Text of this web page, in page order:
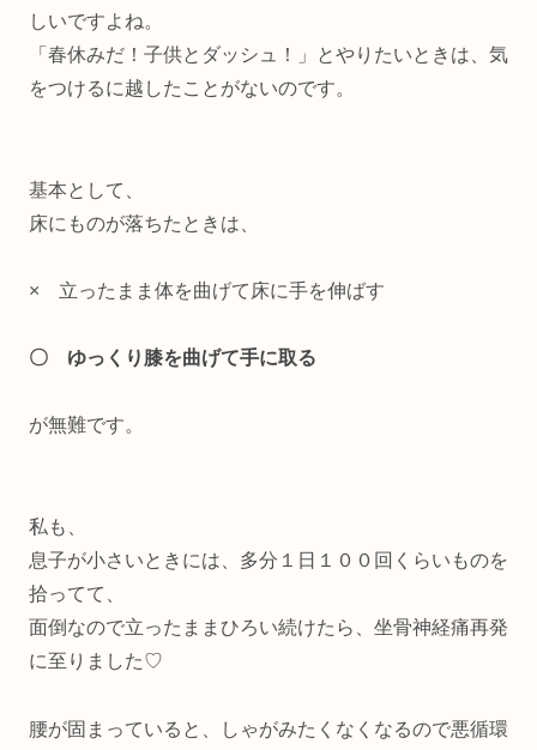
しいですよね。
「春休みだ！子供とダッシュ！」とやりたいときは、気
をつけるに越したことがないのです。
基本として、
床にものが落ちたときは、
× 立ったまま体を曲げて床に手を伸ばす
〇 ゆっくり膝を曲げて手に取る
が無難です。
私も、
息子が小さいときには、多分１日１００回くらいものを
拾ってて、
面倒なので立ったままひろい続けたら、 坐骨神経痛再発
に至りました♡
腰が固まっていると、しゃがみたくなくなるので悪循環